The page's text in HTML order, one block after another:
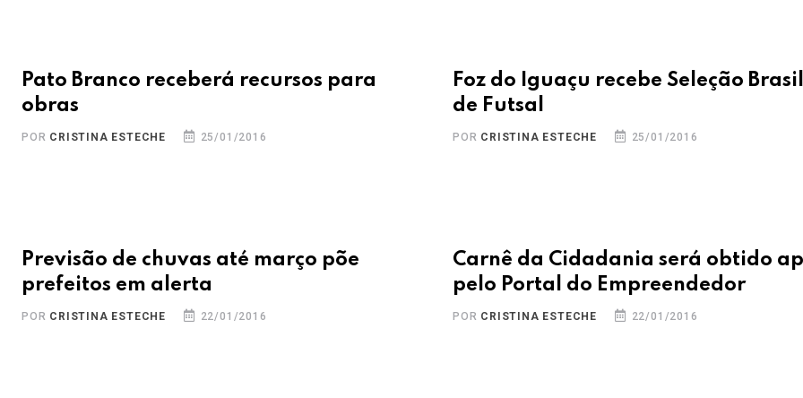
Pato Branco receberá recursos para
obras
POR CRISTINA ESTECHE 25/01/2016
Foz do Iguaçu recebe Seleção
de Futsal
POR CRISTINA ESTECHE 25/01/2016
Previsão de chuvas até março põe
prefeitos em alerta
POR CRISTINA ESTECHE 22/01/2016
Carnê da Cidadania será obtido
pelo Portal do Empreendedor
POR CRISTINA ESTECHE 22/01/2016